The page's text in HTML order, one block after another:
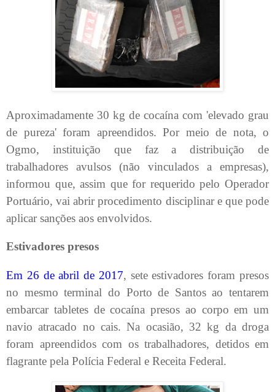
Aproximadamente 30 kg de cocaína com 'elevado grau
de pureza' foram apreendidos. Por meio de nota, o
Ogmo, instituição que faz a distribuição de
trabalhadores avulsos (não vinculados a empresas),
informou que, assim que for requerido pelo Operador
Portuário, vai abrir procedimento disciplinar e que pode
aplicar sanções aos envolvidos.
Estivadores presos
Em 26 de abril de 2017, sete estivadores foram presos
no mesmo terminal do Porto de Santos ao tentarem
embarcar tabletes de cocaína presos ao corpo em um
navio atracado no cais. Na ocasião, 32 kg da droga
foram apreendidos com os trabalhadores, detidos em
flagrante pela Polícia Federal e Receita Federal.